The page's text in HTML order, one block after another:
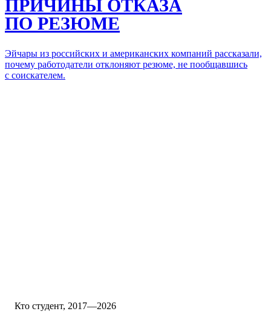
ПРИЧИНЫ ОТКАЗА
ПО РЕЗЮМЕ
Эйчары из российских и американских компаний рассказали,
почему работодатели отклоняют резюме, не пообщавшись
с соискателем.
Кто студент, 2017—2026